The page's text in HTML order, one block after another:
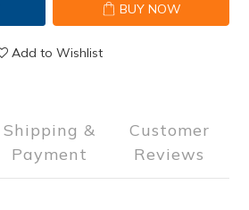
BUY NOW
Add to Wishlist
Shipping &
Payment
Customer
Reviews